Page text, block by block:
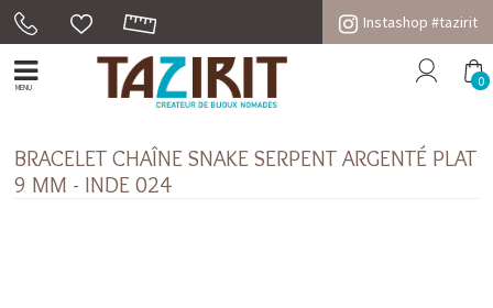
Instashop #tazirit
MENU 0
BRACELET CHAÎNE SNAKE SERPENT ARGENTÉ PLAT
9 MM - INDE 024